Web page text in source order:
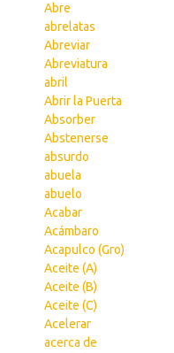
Abre
abrelatas
Abreviar
Abreviatura
abril
Abrir la Puerta
Absorber
Abstenerse
absurdo
abuela
abuelo
Acabar
Acámbaro
Acapulco (Gro)
Aceite (A)
Aceite (B)
Aceite (C)
Acelerar
acerca de